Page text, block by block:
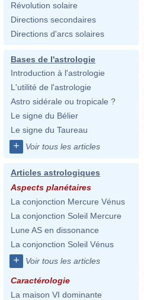
Révolution solaire
Directions secondaires
Directions d'arcs solaires
Bases de l'astrologie
Introduction à l'astrologie
L'utilité de l'astrologie
Astro sidérale ou tropicale ?
Le signe du Bélier
Le signe du Taureau
+ Voir tous les articles
Articles astrologiques
Aspects planétaires
La conjonction Mercure Vénus
La conjonction Soleil Mercure
Lune AS en dissonance
La conjonction Soleil Vénus
+ Voir tous les articles
Caractérologie
La maison VI dominante